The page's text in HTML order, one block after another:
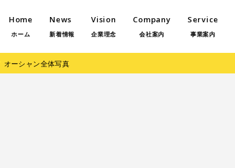
Home
ホーム
News
新着情報
Vision
企業理念
Company
会社案内
Service
事業案内
オーシャン全体写真